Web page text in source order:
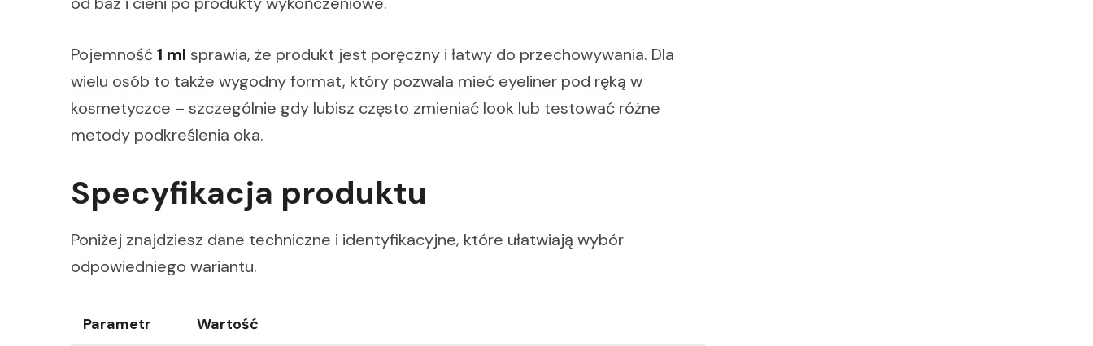
Pojemność1 ml sprawia, że produkt jest poręczny i łatwy do przechowywania. Dla
wielu osób to także wygodny format, który pozwala mieć eyeliner pod ręką w
kosmetyczce – szczególnie gdy lubisz często zmieniać look lub testować różne
metody podkreślenia oka.
Specyfikacja produktu
Poniżej znajdziesz dane techniczne i identyfikacyjne, które ułatwiają wybór
odpowiedniego wariantu.
Parametr Wartość